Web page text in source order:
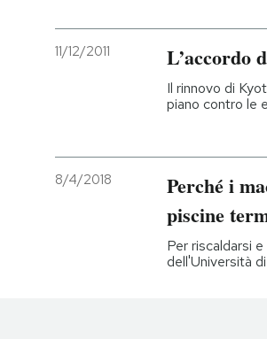
11/12/2011 L’accordo
Il rinnovo di
piano contro le
8/4/2018
Perché i
piscine
Per riscaldarsi
dell'Università